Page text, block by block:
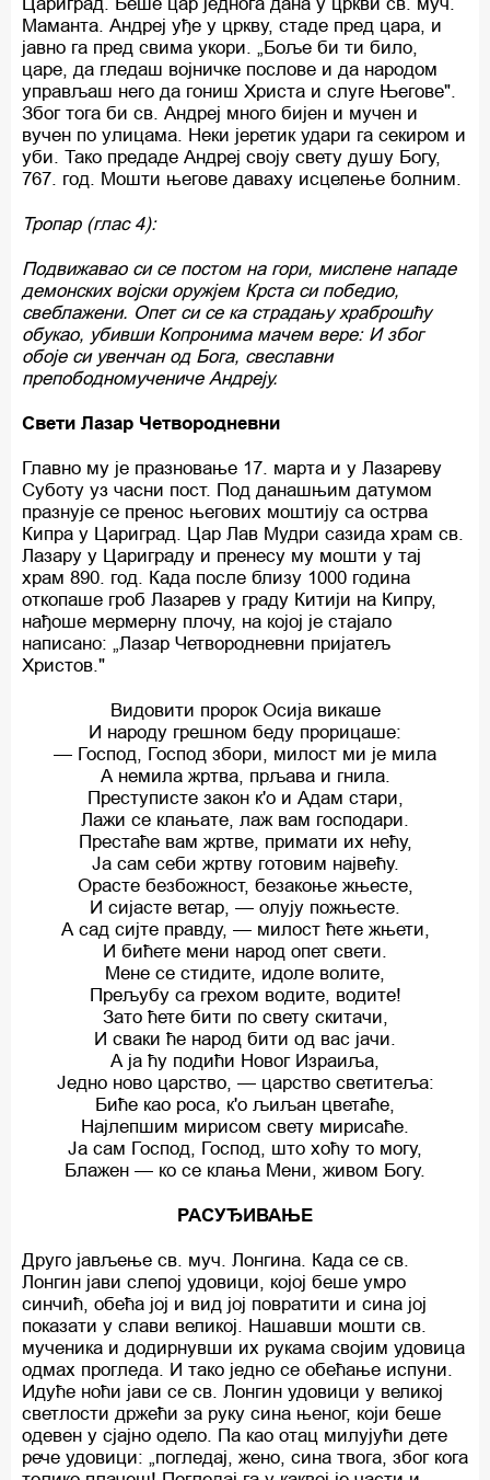
Цариград. Беше цар једнога дана у цркви св. муч.
Маманта. Андреј уђе у цркву, стаде пред цара, и
јавно га пред свима укори. „Боље би ти било,
царе, да гледаш војничке послове и да народом
управљаш него да гониш Христа и слуге Његове".
Због тога би св. Андреј много бијен и мучен и
вучен по улицама. Неки јеретик удари га секиром и
уби. Тако предаде Андреј своју свету душу Богу,
767. год. Мошти његове даваху исцелење болним.
Тропар (глас 4):
Подвижавао си се постом на гори, мислене нападе
демонских војски оружјем Крста си победио,
свеблажени. Опет си се ка страдању храброшћу
обукао, убивши Копронима мачем вере: И због
обоје си увенчан од Бога, свеславни
препободномучениче Андреју.
Свети Лазар Четвородневни
Главно му је празновање 17. марта и у Лазареву
Суботу уз часни пост. Под данашњим датумом
празнује се пренос његових моштију са острва
Кипра у Цариград. Цар Лав Мудри сазида храм св.
Лазару у Цариграду и пренесу му мошти у тај
храм 890. год. Када после близу 1000 година
откопаше гроб Лазарев у граду Китији на Кипру,
нађоше мермерну плочу, на којој је стајало
написано: „Лазар Четвородневни пријатељ
Христов."
Видовити пророк Осија викаше
И народу грешном беду прорицаше:
— Господ, Господ збори, милост ми је мила
А немила жртва, прљава и гнила.
Преступисте закон к'о и Адам стари,
Лажи се клањате, лаж вам господари.
Престаће вам жртве, примати их нећу,
Ја сам себи жртву готовим највећу.
Орасте безбожност, безакоње жњесте,
И сијасте ветар, — олују пожњесте.
А сад сијте правду, — милост ћете жњети,
И бићете мени народ опет свети.
Мене се стидите, идоле волите,
Прељубу са грехом водите, водите!
Зато ћете бити по свету скитачи,
И сваки ће народ бити од вас јачи.
А ја ћу подићи Новог Израиља,
Једно ново царство, — царство светитеља:
Биће као роса, к'о љиљан цветаће,
Најлепшим мирисом свету мирисаће.
Ја сам Господ, Господ, што хоћу то могу,
Блажен — ко се клања Мени, живом Богу.
РАСУЂИВАЊЕ
Друго јављење св. муч. Лонгина. Када се св.
Лонгин јави слепој удовици, којој беше умро
синчић, обећа јој и вид јој повратити и сина јој
показати у слави великој. Нашавши мошти св.
мученика и додирнувши их рукама својим удовица
одмах прогледа. И тако једно се обећање испуни.
Идуће ноћи јави се св. Лонгин удовици у великој
светлости држећи за руку сина њеног, који беше
одевен у сјајно одело. Па као отац милујући дете
рече удовици: „погледај, жено, сина твога, због кога